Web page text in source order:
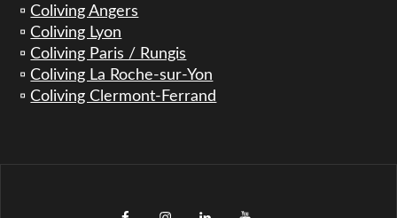
▫️Coliving Angers
▫️Coliving Lyon
▫️Coliving Paris / Rungis
▫️Coliving La Roche-sur-Yon
▫️Coliving Clermont-Ferrand